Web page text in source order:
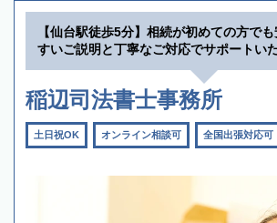
【仙台駅徒歩5分】相続が初めての方で
すいご説明と丁寧なご対応でサポートい
稲辺司法書士事務所
土日祝OK オンライン相談可 全国出張対応可